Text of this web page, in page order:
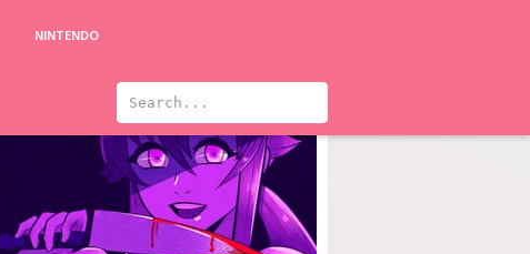
NINTENDO